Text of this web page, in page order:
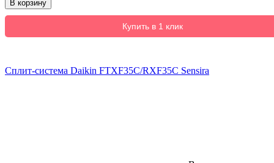
В корзину
Купить в 1 клик
Сплит-система Daikin FTXF35C/RXF35C Sensira